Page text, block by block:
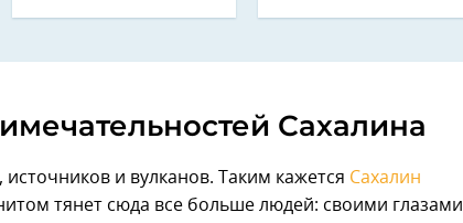
Сахалина
и вулканов. Таким кажется Сахалин
тянет сюда все больше людей: своими глазами